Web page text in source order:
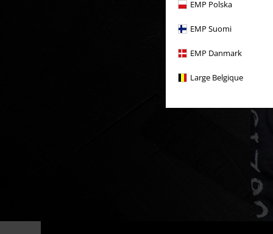
EMP Polska
EMP Suomi
EMP Danmark
Large Belgique